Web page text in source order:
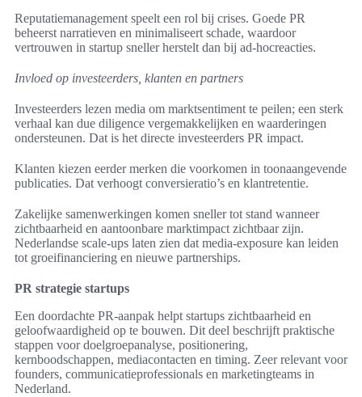
Reputatiemanagement speelt een rol bij crises. Goede PR
beheerst narratieven en minimaliseert schade, waardoor
vertrouwen in startup sneller herstelt dan bij ad-hocreacties.
Invloed op investeerders, klanten en partners
Investeerders lezen media om marktsentiment te peilen; een sterk
verhaal kan due diligence vergemakkelijken en waarderingen
ondersteunen. Dat is het directe investeerders PR impact.
Klanten kiezen eerder merken die voorkomen in toonaangevende
publicaties. Dat verhoogt conversieratio’s en klantretentie.
Zakelijke samenwerkingen komen sneller tot stand wanneer
zichtbaarheid en aantoonbare marktimpact zichtbaar zijn.
Nederlandse scale-ups laten zien dat media-exposure kan leiden
tot groeifinanciering en nieuwe partnerships.
PR strategie startups
Een doordachte PR-aanpak helpt startups zichtbaarheid en
geloofwaardigheid op te bouwen. Dit deel beschrijft praktische
stappen voor doelgroepanalyse, positionering,
kernboodschappen, mediacontacten en timing. Zeer relevant voor
founders, communicatieprofessionals en marketingteams in
Nederland.